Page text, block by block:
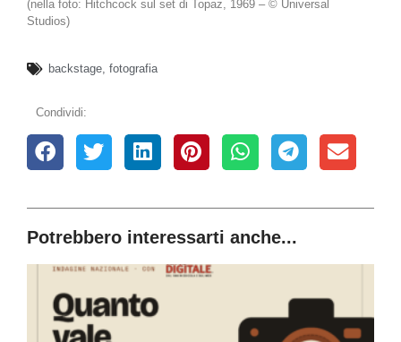
(nella foto: Hitchcock sul set di Topaz, 1969 – © Universal
Studios)
backstage, fotografia
Condividi:
Potrebbero interessarti anche...